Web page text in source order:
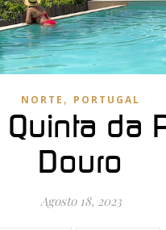
NORTE , PORTUGAL
da
Douro
Agosto 18, 2023